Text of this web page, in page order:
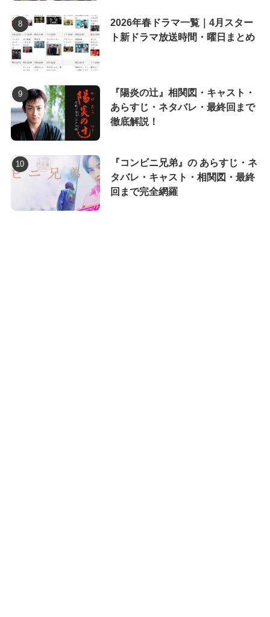
2026年春ドラマ一覧｜4月スター
ト新ドラマ放送時間・曜日まとめ
『陽炎の辻』相関図・キャスト・
あらすじ・ネタバレ・最終回まで
徹底解説！
『コンビニ兄弟』の あらすじ・ネ
タバレ・キャスト・相関図・最終
回まで完全網羅